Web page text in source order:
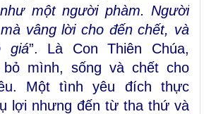
một người phàm. Người
vâng lời cho đến chết, và
giá”. Là Con Thiên Chúa,
mình, sống và chết cho
Một tình yêu đích thực
lợi nhưng đến từ tha thứ và